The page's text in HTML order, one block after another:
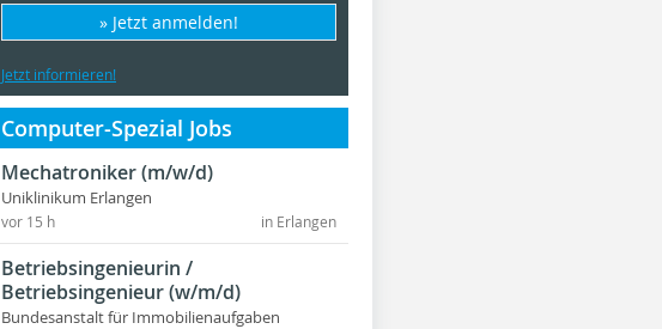
» Jetzt anmelden!
Jetzt informieren!
Computer-Spezial Jobs
Mechatroniker (m/w/d)
Uniklinikum Erlangen
in Erlangen
vor 15 h
Betriebsingenieurin /
Betriebsingenieur (w/m/d)
Bundesanstalt für Immobilienaufgaben